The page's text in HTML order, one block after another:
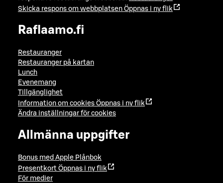
Skicka respons om webbplatsen Öppnas i ny flik
Raflaamo.fi
Restauranger
Restauranger på kartan
Lunch
Evenemang
Tillgänglighet
Information om cookies Öppnas i ny flik
Ändra inställningar för cookies
Allmänna uppgifter
Bonus med Apple Plånbok
Presentkort Öppnas i ny flik
För medier